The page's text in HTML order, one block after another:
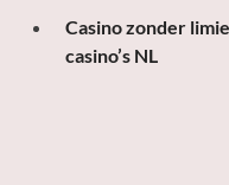
Casino zonder
casino’s NL